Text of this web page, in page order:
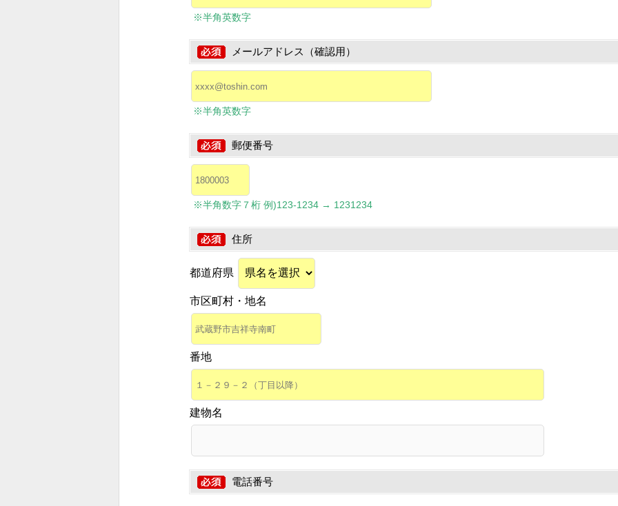
※半角英数字
メールアドレス（確認用）
※半角英数字
郵便番号
※半角数字７桁 例)123-1234 → 1231234
住所
都道府県
市区町村・地名
番地
建物名
電話番号